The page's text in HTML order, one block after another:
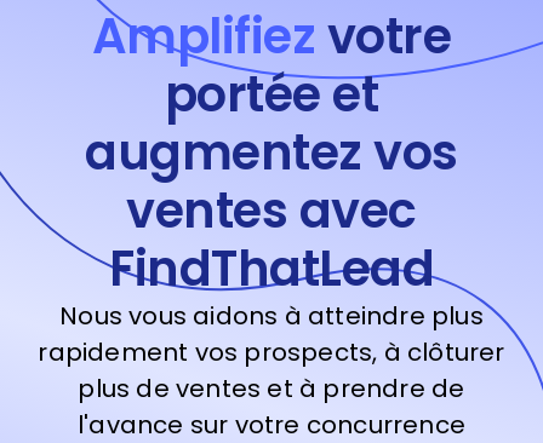
Amplifiezvotre
portée et
augmentez vos
ventes avec
FindThatLead
Nous vous aidons à atteindre plus
rapidement vos prospects, à clôturer
plus de ventes et à prendre de
l'avance sur votre concurrence